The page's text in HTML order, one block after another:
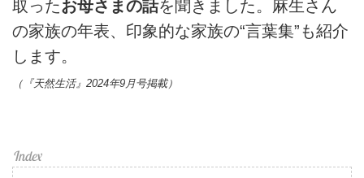
取ったお母さまの話を聞きました。麻生さん
の家族の年表、印象的な家族の“言葉集”も紹介
します。
（『天然生活』2024年9月号掲載）